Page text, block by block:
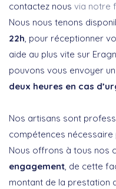
contactez nous via notre
Nous nous tenons
22h, pour réceptionner
aide au plus vite sur
pouvons vous envoyer
deux heures en cas
Nos artisans sont
compétences
Nous offrons à tous nos
engagement, de cette
montant de la prestation